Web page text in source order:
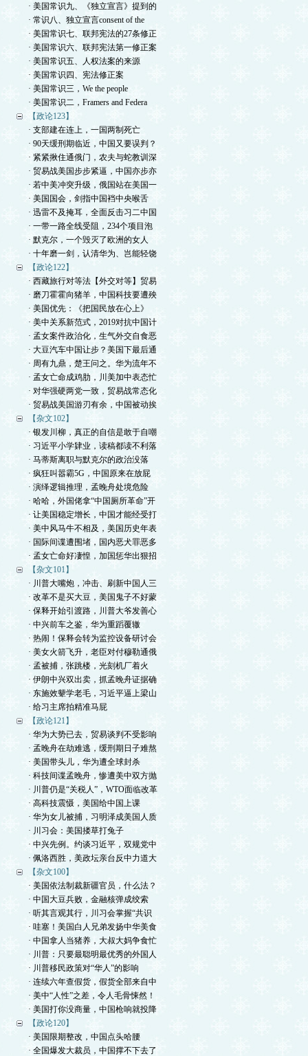
· 美国常识九、《独立宣言》提到的
· 常识八、独立宣言consent of the
· 美国常识七、联邦宪法的27条修正
· 美国常识六、联邦宪法第一修正案
· 美国常识五、人权法案的来源
· 美国常识四、宪法修正案
· 美国常识三，We the people
· 美国常识二，Framers and Federa
【政论123】
· 支部建在连上，一国两制死亡
· 90天缓刑期临近，中国又要误判？
· 紧紧揪住通俄门，农夫与蛇教训深
· 贸易战美国步步紧逼，中国亦步亦
· 若中美冲突升级，俄国站在美国一
· 美国国会，剑指中国裆中央喉舌
· 迅雷不及掩耳，全面反击习二中国
· 一带一路全线受阻，234个项目泡
· 默克尔，一个毁灭了欧洲的女人
· 十年磨一剑，认清华为、岂能轻饶
【政论122】
· 西藏旅行对等法【外交对等】贸易
· 磨刀霍霍向猪羊，中国科技要遭殃
· 美国优先：《把国民放在心上》
· 美中关系新范式，2019对抗中国计
· 孟女案件政治化，生气外交自食恶
· 大豆汽车中国让步？美国下最后通
· 周有九鼎，楚王问之。华为流年不
· 孟女亡命成鸡肋，川美加中表态忙
· 对华强硬两党一致，贸易战常态化
· 贸易战美国游刃有余，中国被动挨
【杂文102】
· 银发川柳，真正的自信是敢于自嘲
· 习近平小学肄业，读稿都读不利落
· 马蒂斯离职与默克尔的政治没落
· 疯狂叫嚣霸5G，中国原来在放屁
· 演绎逻辑推理，孟晚舟处境危险
· 哈哈，外国佬拿“中国厕所革命”开
· 让美国稳定增长，中国才能经受打
· 美中风马牛不相及，美国历史年表
· 国际间谍遭围堵，国内恶犬罪恶多
· 孟女亡命好凄惶，加国惩华出狠招
【杂文101】
· 川普大嘴炮，冲击、刷新中国人三
· 改革不是买大豆，美国鬼子不好蒙
· 保释开始引渡路，川普大爷发善心
· 中兴前车之鉴，华为重蹈覆辙
· 热闹！保释会转为监控设备研讨会
· 美女火箭飞升，老臣对付穆勒通俄
· 孟被捕，张跳楼，光刻机厂着火
· 伊朗中兴双出卖，抓孟晚舟证据确
· 东施效颦学老毛，习近平逼上梁山
· 给习主席拍精准马屁
【政论121】
· 华为大势已去，贸易谈判不受影响
· 孟晚舟在劫难逃，缓刑期日子难熬
· 美国带头儿，华为遭全球封杀
· 科技间谍孟晚舟，惨遭美中双方抛
· 川普仍是“关税人”，WTO面临改革
· 高科技震慑，美国给中国上课
· 华为女儿被捕，习明泽成美国人质
· 川习会：美国搂草打兔子
· 中兴先例。约谈习近平，双规党中
· 佩洛西胜，美政坛亲台反中力道大
【杂文100】
· 美国依法制裁新疆官员，什么法？
· 中国大豆兵败，金融核弹成绞索
· 听其言观其行，川习会掌握“共识
· 哇塞！美国白人兄弟发扬中华美食
· 中国拿人当猪养，大叔大妈争食忙
· 川普：只要最聪明最优秀的外国人
· 川普移民政策对“华人”的影响
· 连续六年查假货，假货全部来自中
· 美中“人性”之差，令人毛骨悚然！
· 美国打你没商量，中国枪响就投降
【政论120】
· 美国限期整改，中国点头哈腰
· 全国爆发大裁员，中国撑不下去了